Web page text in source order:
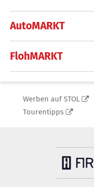
AutoMARKT
FlohMARKT
Werben auf STOL
Tourentipps